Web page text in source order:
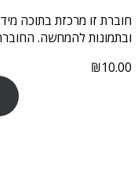
חוברת זו מרכזת בתוכה
ובתמונות להמחשה.
₪10.00